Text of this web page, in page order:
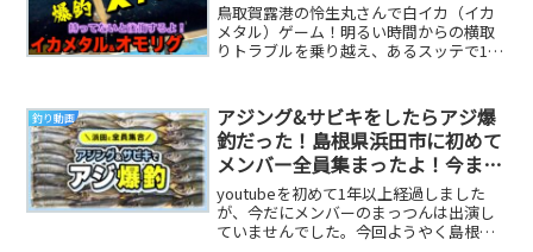
鳥取賀露港の怜生丸さんで白イカ（イカ
メタル）ゲーム！明るい時間からの横取
りトラブルを乗り越え、あるスッテで18
釣り動画
アジング&サビキをしたらアジ爆
釣だった！島根県浜田市に初めて
メンバー全員集まったよ！今まで
撮れ高ゼロで出演していなかった
隠れたメンバーまっつんも出演す
るよ！
youtubeを初めて1年以上経過しました
が、今だにメンバーのまっつんは出演し
ていませんでした。今回ようやく島根県